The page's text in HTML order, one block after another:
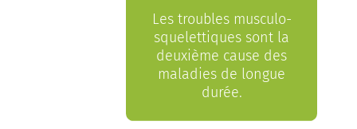
Les troubles musculo-
squelettiques sont la
deuxième cause des
maladies de longue
durée.